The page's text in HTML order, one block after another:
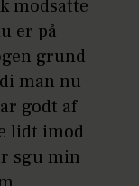
modsatte
er på
grund
man nu
godt af
lidt imod
sgu min